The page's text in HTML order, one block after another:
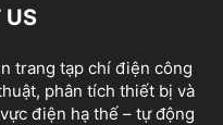
US
trang tạp chí điện công
phân tích thiết bị và
điện hạ thế – tự động